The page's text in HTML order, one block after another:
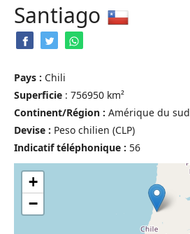
Santiago
Pays : Chili
Superficie : 756950 km²
Continent/Région : Amérique du sud
Devise : Peso chilien (CLP)
Indicatif téléphonique : 56
+
−